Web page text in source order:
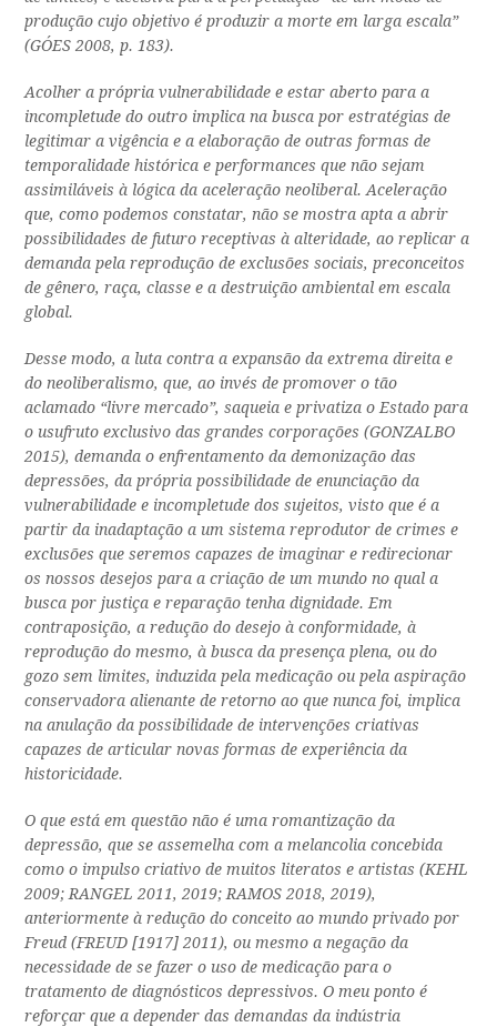
produção cujo objetivo é produzir a morte em larga escala”
(GÓES 2008, p. 183).
Acolher a própria vulnerabilidade e estar aberto para a
incompletude do outro implica na busca por estratégias de
legitimar a vigência e a elaboração de outras formas de
temporalidade histórica e performances que não sejam
assimiláveis à lógica da aceleração neoliberal. Aceleração
que, como podemos constatar, não se mostra apta a abrir
possibilidades de futuro receptivas à alteridade, ao replicar a
demanda pela reprodução de exclusões sociais, preconceitos
de gênero, raça, classe e a destruição ambiental em escala
global.
Desse modo, a luta contra a expansão da extrema direita e
do neoliberalismo, que, ao invés de promover o tão
aclamado “livre mercado”, saqueia e privatiza o Estado para
o usufruto exclusivo das grandes corporações (GONZALBO
2015), demanda o enfrentamento da demonização das
depressões, da própria possibilidade de enunciação da
vulnerabilidade e incompletude dos sujeitos, visto que é a
partir da inadaptação a um sistema reprodutor de crimes e
exclusões que seremos capazes de imaginar e redirecionar
os nossos desejos para a criação de um mundo no qual a
busca por justiça e reparação tenha dignidade. Em
contraposição, a redução do desejo à conformidade, à
reprodução do mesmo, à busca da presença plena, ou do
gozo sem limites, induzida pela medicação ou pela aspiração
conservadora alienante de retorno ao que nunca foi, implica
na anulação da possibilidade de intervenções criativas
capazes de articular novas formas de experiência da
historicidade.
O que está em questão não é uma romantização da
depressão, que se assemelha com a melancolia concebida
como o impulso criativo de muitos literatos e artistas (KEHL
2009; RANGEL 2011, 2019; RAMOS 2018, 2019),
anteriormente à redução do conceito ao mundo privado por
Freud (FREUD [1917] 2011), ou mesmo a negação da
necessidade de se fazer o uso de medicação para o
tratamento de diagnósticos depressivos. O meu ponto é
reforçar que a depender das demandas da indústria